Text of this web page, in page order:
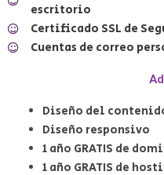
escritorio
Certificado SSL de
Cuentas de correo
Diseño del
Diseño responsivo
1 año GRATIS de
1 año GRATIS de